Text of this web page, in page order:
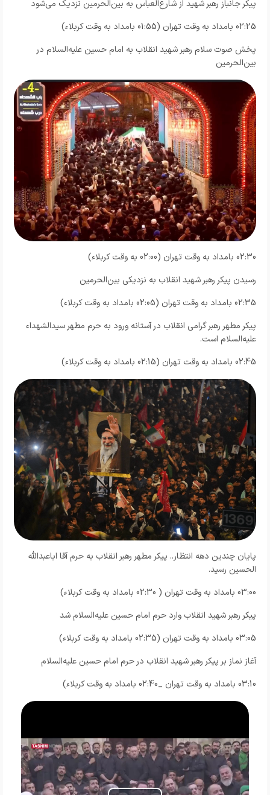
پیکر جانباز رهبر شهید از شارع‌العباس به بین‌الحرمین نزدیک می‌شود
02:25 بامداد به وقت تهران (01:55 بامداد به وقت کربلاء)
پخش صوت سلام رهبر شهید انقلاب به امام حسین علیه‌السلام در
بین‌الحرمین
02:30 بامداد به وقت تهران (02:00 به وقت کربلاء)
رسیدن پیکر رهبر شهید انقلاب به نزدیکی بین‌الحرمین
02:35 بامداد به وقت تهران (02:05 بامداد به وقت کربلاء)
پیکر مطهر رهبر گرامی انقلاب در آستانه ورود به حرم مطهر سیدالشهداء
علیه‌السلام است.
02:45 بامداد به وقت تهران (02:15 بامداد به وقت کربلاء)
پایان چندین دهه انتظار.. پیکر مطهر رهبر انقلاب به حرم آقا اباعبدالله
الحسین رسید.
03:00 بامداد به وقت تهران ( 02:30 بامداد به وقت کربلاء)
پیکر رهبر شهید انقلاب وارد حرم امام حسین علیه‌السلام شد
03:05 بامداد به وقت تهران (02:35 بامداد به وقت کربلاء)
آغاز نماز بر پیکر رهبر شهید انقلاب در حرم امام حسین علیه‌السلام
03:10 بامداد به وقت تهران _02:40 بامداد به وقت کربلاء)